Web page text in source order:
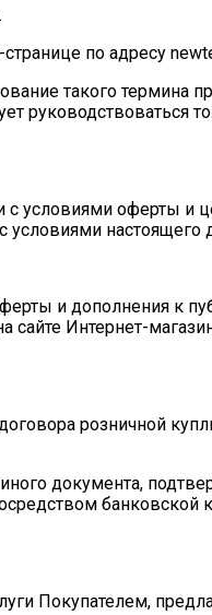
по адресу
такого термина
руководствоваться
с условиями оферты и
условиями настоящего
и дополнения к
сайте Интернет-
розничной
документа,
банковской
Покупателем,